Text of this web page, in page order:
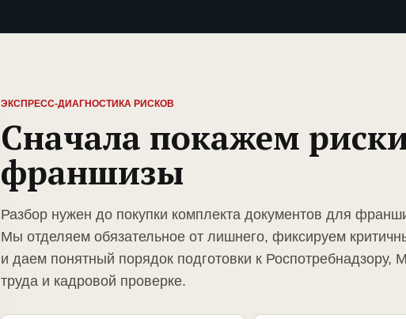
ЭКСПРЕСС-ДИАГНОСТИКА РИСКОВ
Сначала покажем
франшизы
Разбор нужен до покупки комплекта документов для
Мы отделяем обязательное от лишнего, фиксируем
и даем понятный порядок подготовки к Роспотребнадзору,
труда и кадровой проверке.